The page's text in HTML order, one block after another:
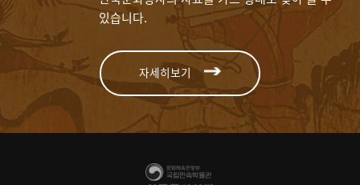
있습니다.
자세히보기